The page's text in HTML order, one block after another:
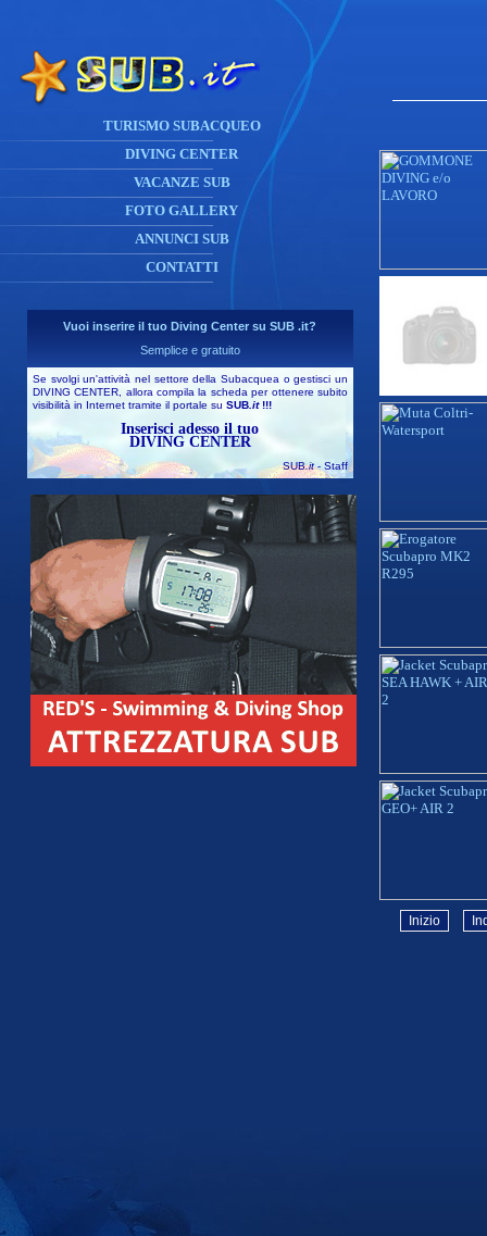
TURISMO SUBACQUEO
DIVING CENTER
VACANZE SUB
FOTO GALLERY
ANNUNCI SUB
CONTATTI
Vuoi inserire il tuo Diving Center su SUB .it?
Semplice e gratuito
Se svolgi un'attività nel settore della Subacquea o gestisci un
DIVING CENTER, allora compila la scheda per ottenere subito
visibilità in Internet tramite il portale su SUB .it!!!
Inserisci adesso il tuo
DIVING CENTER
SUB.it- Staff
Inizio